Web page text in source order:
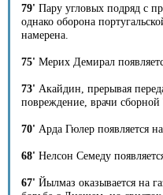
79' Пару угловых подряд с
однако оборона
намерена.
75' Мерих Демирал
73' Акайдин, прерывая
повреждение, врачи
70' Арда Гюлер появляется
68' Нелсон Семеду
67' Йылмаз оказывается на